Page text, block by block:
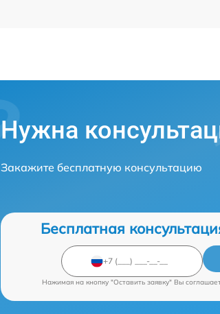
Нужна
Закажите бесплатную консультацию
Бесплатная
Нажимая на кнопку "Оставить заявку" Вы